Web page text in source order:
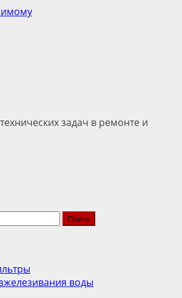
задач в ремонте и
воды